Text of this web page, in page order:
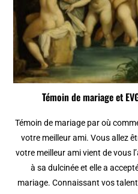
Témoin de mariage et
Témoin de mariage par où
votre meilleur ami. Vous allez
votre meilleur ami vient de vous
à sa dulcinée et elle a
mariage. Connaissant vos